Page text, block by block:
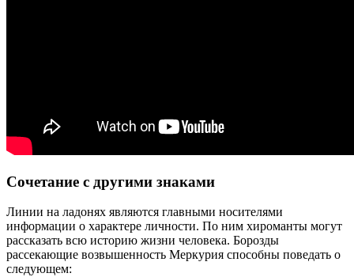
Сочетание с другими знаками
Линии на ладонях являются главными носителями
информации о характере личности. По ним хироманты могут
рассказать всю историю жизни человека. Борозды
рассекающие возвышенность Меркурия способны поведать о
следующем: